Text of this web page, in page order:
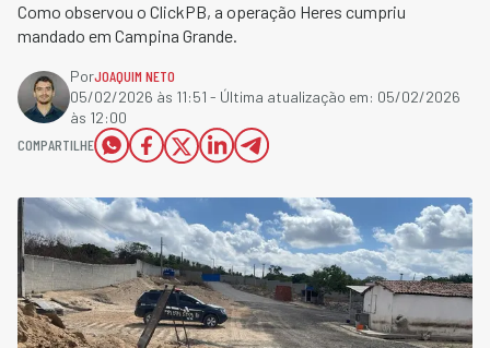
Como observou o ClickPB, a operação Heres cumpriu
mandado em Campina Grande.
PorJOAQUIM NETO
05/02/2026 às 11:51 - Última atualização em: 05/02/2026
às 12:00
COMPARTILHE